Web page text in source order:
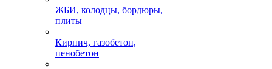
ЖБИ, колодцы, бордюры,
плиты
Кирпич, газобетон,
пенобетон